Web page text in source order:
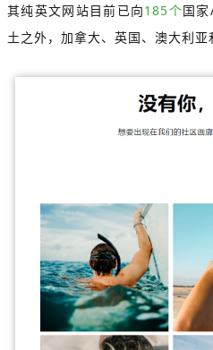
其纯英文网站目前已向185个国
土之外，加拿大、英国、澳大利亚